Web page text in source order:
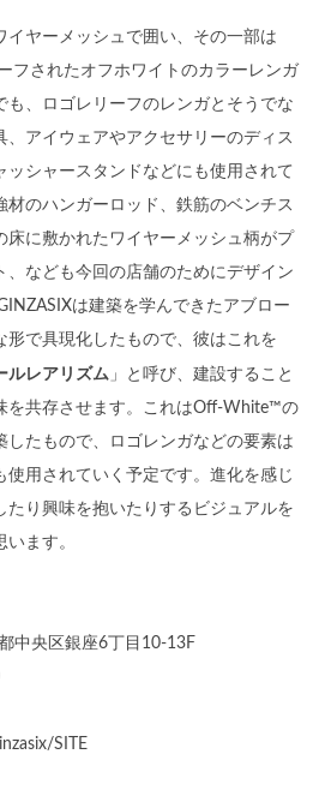
イヤーメッシュで囲い、その一部は
フされたオフホワイトのカラーレンガ
も、ロゴレリーフのレンガとそうでな
、アイウェアやアクセサリーのディス
ッシャースタンドなどにも使用されて
材のハンガーロッド、鉄筋のベンチス
床に敷かれたワイヤーメッシュ柄がプ
、なども今回の店舗のためにデザイン
は建築を学んできたアブロー
形で具現化したもので、彼はこれを
ルレアリズム」と呼び、建設すること
を共存させます。これはOff-White™の
したもので、ロゴレンガなどの要素は
使用されていく予定です。進化を感じ
たり興味を抱いたりするビジュアルを
ます。
中央区銀座6丁目10-13F
SITE